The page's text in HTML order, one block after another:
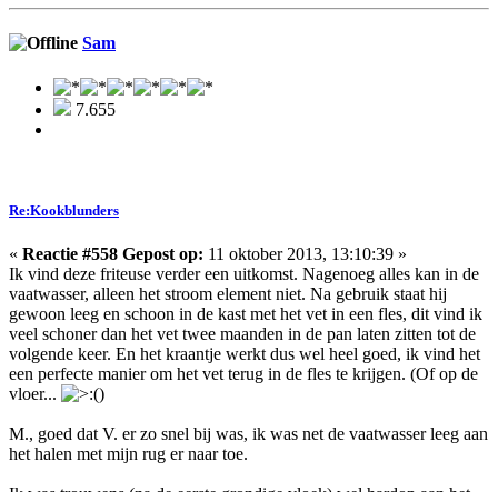
Sam
7.655
Re:Kookblunders
« Reactie #558 Gepost op: 11 oktober 2013, 13:10:39 »
Ik vind deze friteuse verder een uitkomst. Nagenoeg alles kan in de
vaatwasser, alleen het stroom element niet. Na gebruik staat hij
gewoon leeg en schoon in de kast met het vet in een fles, dit vind ik
veel schoner dan het vet twee maanden in de pan laten zitten tot de
volgende keer. En het kraantje werkt dus wel heel goed, ik vind het
een perfecte manier om het vet terug in de fles te krijgen. (Of op de
vloer...
)
M., goed dat V. er zo snel bij was, ik was net de vaatwasser leeg aan
het halen met mijn rug er naar toe.